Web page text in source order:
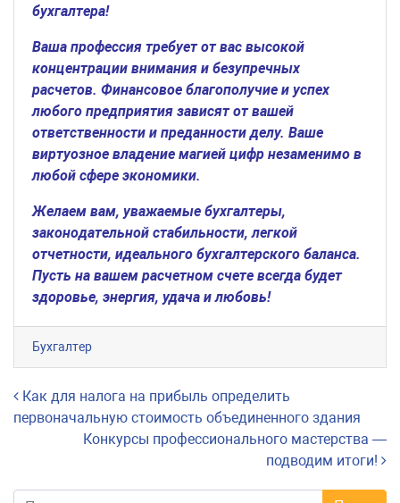
бухгалтера!
Ваша профессия требует от вас высокой
концентрации внимания и безупречных
расчетов. Финансовое благополучие и успех
любого предприятия зависят от вашей
ответственности и преданности делу. Ваше
виртуозное владение магией цифр незаменимо в
любой сфере экономики.
Желаем вам, уважаемые бухгалтеры,
законодательной стабильности, легкой
отчетности, идеального бухгалтерского баланса.
Пусть на вашем расчетном счете всегда будет
здоровье, энергия, удача и любовь!
Бухгалтер
Навигация по записям
Как для налога на прибыль определить
первоначальную стоимость объединенного здания
Конкурсы профессионального мастерства —
подводим итоги!